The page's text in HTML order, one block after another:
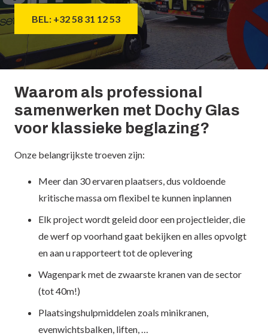
BEL: +32 58 31 12 53
Waarom als professional
samenwerken met Dochy Glas
voor klassieke beglazing?
Onze belangrijkste troeven zijn:
Meer dan 30 ervaren plaatsers, dus voldoende
kritische massa om flexibel te kunnen inplannen
Elk project wordt geleid door een projectleider, die
de werf op voorhand gaat bekijken en alles opvolgt
en aan u rapporteert tot de oplevering
Wagenpark met de zwaarste kranen van de sector
(tot 40m!)
Plaatsingshulpmiddelen zoals minikranen,
evenwichtsbalken, liften, …